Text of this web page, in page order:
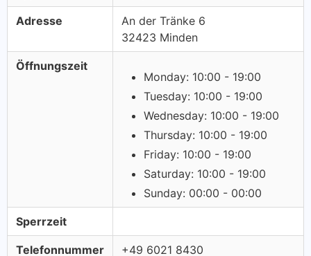
Adresse
An der Tränke 6
32423 Minden
Öffnungszeit
Monday: 10:00 - 19:00
Tuesday: 10:00 - 19:00
Wednesday: 10:00 - 19:00
Thursday: 10:00 - 19:00
Friday: 10:00 - 19:00
Saturday: 10:00 - 19:00
Sunday: 00:00 - 00:00
Sperrzeit
Telefonnummer +49 6021 8430